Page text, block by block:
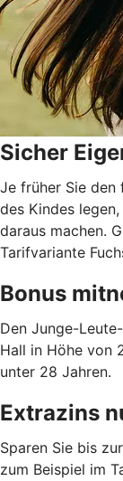
Sicher
Je früher Sie den
des Kindes
daraus machen.
Tarifvariante
Bonus
Den Junge-
Hall in Höhe von
unter 28 Jahren.
Extrazins
Sparen Sie bis
zum Beispiel im